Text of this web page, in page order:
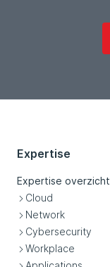
Expertise
Expertise overzicht
Cloud
Network
Cybersecurity
Workplace